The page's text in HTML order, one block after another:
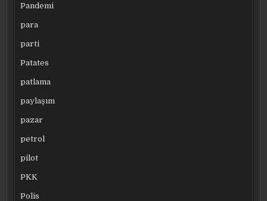
Pandemi
para
parti
Patates
patlama
paylaşım
pazar
petrol
pilot
PKK
Polis